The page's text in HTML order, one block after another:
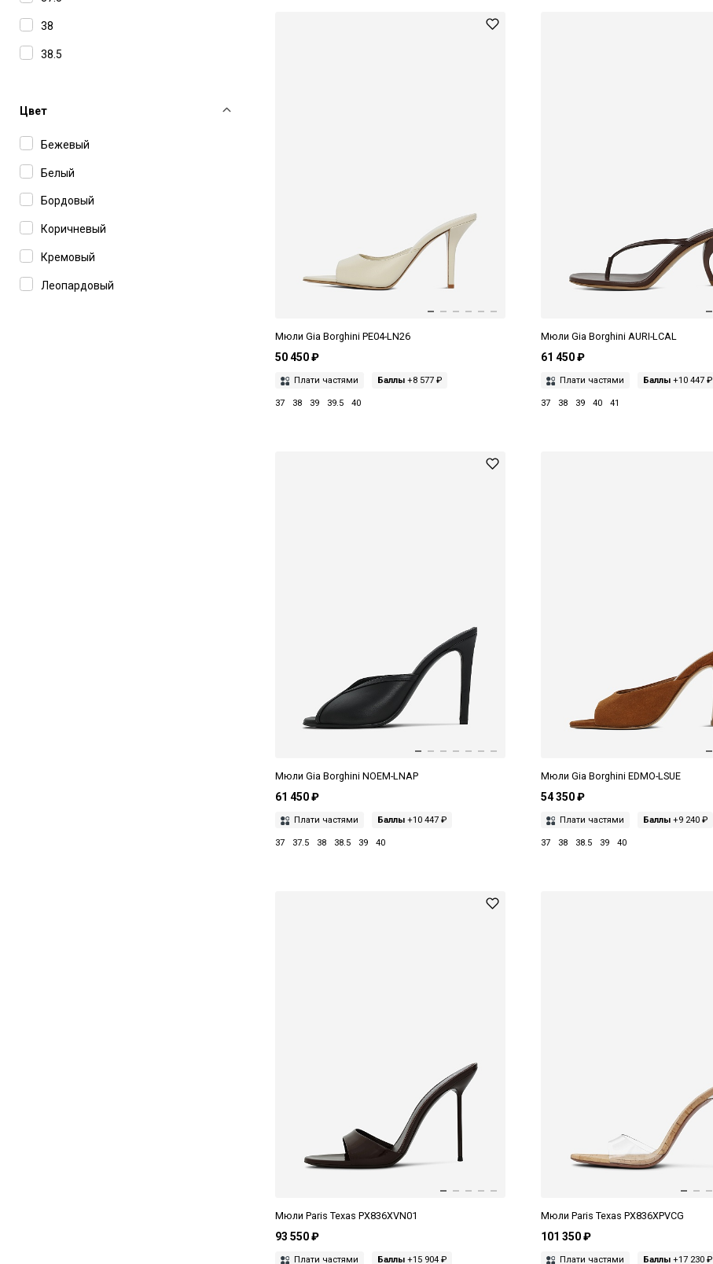
38
38.5
39.5
40
41
Цвет
Бежевый
Белый
Бордовый
Коричневый
Кремовый
Леопардовый
Мюли Gia Borghini PE04-LN26
50 450 ₽
Плати частями Баллы +8 577 ₽
37 38 39 39.5 40
Мюли Gia Borghini AURI-LCAL
61 450 ₽
Плати частями Баллы +10 447 ₽
37 38 39 40 41
Мюли Gia Borghini NOEM-LNAP
61 450 ₽
Плати частями Баллы +10 447 ₽
37 37.5 38 38.5 39 40
Мюли Gia Borghini EDMO-LSUE
54 350 ₽
Плати частями Баллы +9 240 ₽
37 38 38.5 39 40
Мюли Paris Texas PX836XVN01
93 550 ₽
Плати частями Баллы +15 904 ₽
Мюли Paris Texas PX836XPVCG
101 350 ₽
Плати частями Баллы +17 230 ₽